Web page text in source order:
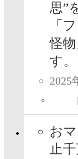
思”
「
怪
す。
2025
お
止